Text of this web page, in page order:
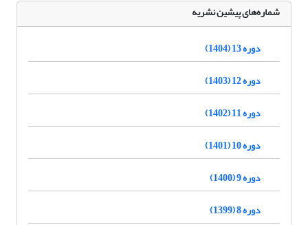
شماره‌های پیشین نشریه
دوره 13 (1404)
دوره 12 (1403)
دوره 11 (1402)
دوره 10 (1401)
دوره 9 (1400)
دوره 8 (1399)